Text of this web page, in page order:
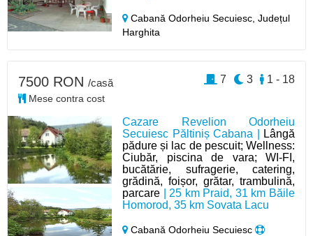
Cabană Odorheiu Secuiesc,Județul
Harghita
Cazare Revelion Odorheiu
Secuiesc Păltiniș Cabana |
Lângă
pădure și lac de pescuit; Wellness:
Ciubăr, piscina de vara; WI-FI,
bucătărie, sufragerie, catering,
grădină, foișor, grătar, trambulină,
parcare | 25 km Praid, 31 km Băile
Homorod, 35 km Sovata Lacu
Cabană Odorheiu Secuiesc
7500 RON /casă
Mese contra cost
1 - 18
3
7